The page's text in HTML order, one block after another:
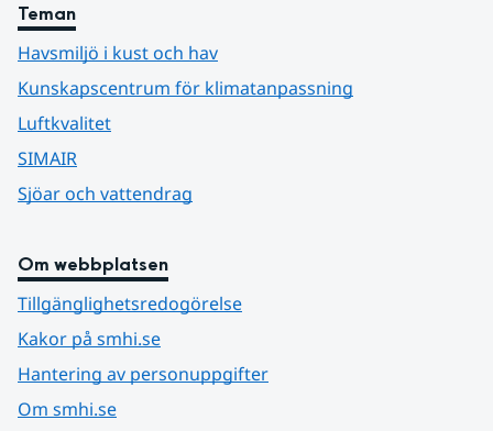
Teman
Havsmiljö i kust och hav
Kunskapscentrum för klimatanpassning
Luftkvalitet
SIMAIR
Sjöar och vattendrag
Om webbplatsen
Tillgänglighetsredogörelse
Kakor på smhi.se
Hantering av personuppgifter
Om smhi.se